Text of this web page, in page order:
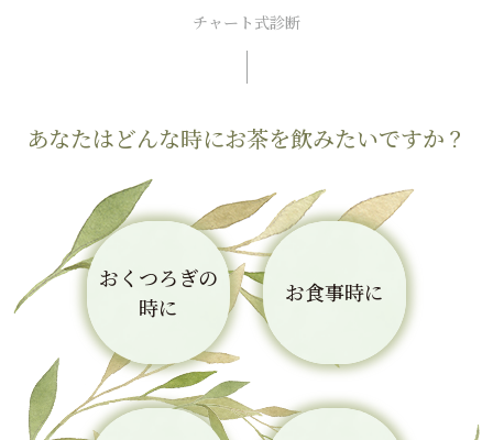
チャート式診断
あなたはどんな時にお茶を飲みたいですか？
おくつろぎの
時に
お食事時に